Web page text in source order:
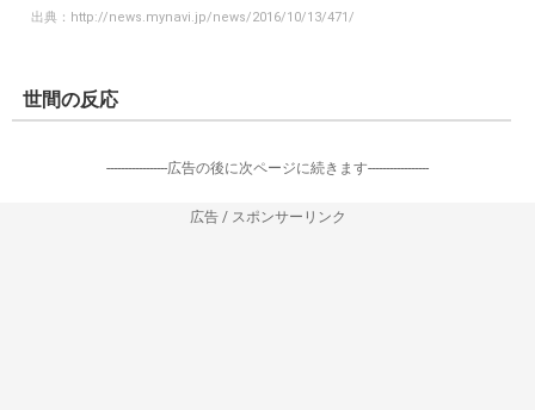
出典： http://news.mynavi.jp/news/2016/10/13/471/
世間の反応
-----------------広告の後に次ページに続きます-----------------
広告 / スポンサーリンク